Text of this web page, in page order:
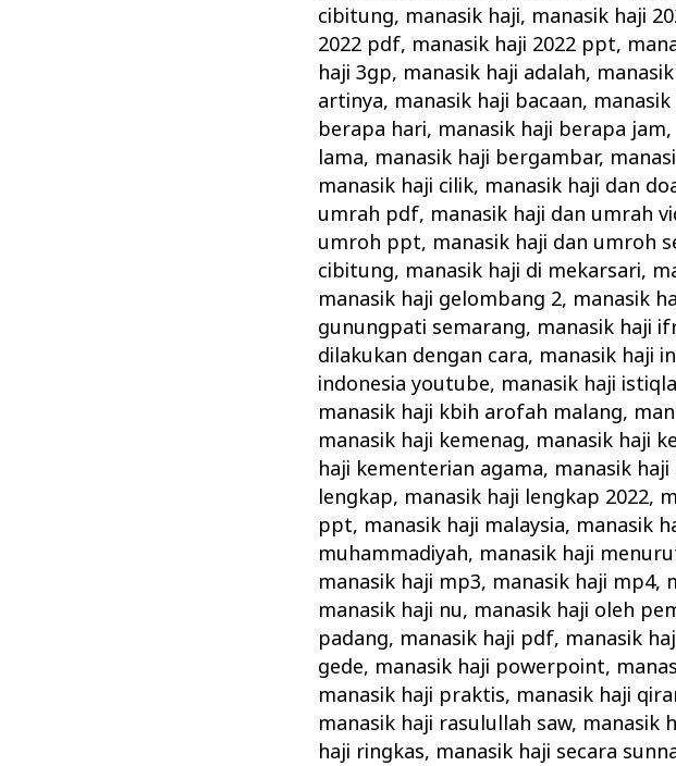
cibitung, manasik haji, manasik haji
2022 pdf, manasik haji 2022 ppt,
haji 3gp, manasik haji adalah,
artinya, manasik haji bacaan,
berapa hari, manasik haji berapa jam,
lama, manasik haji bergambar,
manasik haji cilik, manasik haji dan
umrah pdf, manasik haji dan umrah
umroh ppt, manasik haji dan umroh
cibitung, manasik haji di mekarsari,
manasik haji gelombang 2, manasik
gunungpati semarang, manasik haji
dilakukan dengan cara, manasik haji
indonesia youtube, manasik haji
manasik haji kbih arofah malang,
manasik haji kemenag, manasik haji
haji kementerian agama, manasik
lengkap, manasik haji lengkap 2022,
ppt, manasik haji malaysia, manasik
muhammadiyah, manasik haji
manasik haji mp3, manasik haji mp4,
manasik haji nu, manasik haji oleh
padang, manasik haji pdf, manasik
gede, manasik haji powerpoint,
manasik haji praktis, manasik haji
manasik haji rasulullah saw, manasik
haji ringkas, manasik haji secara